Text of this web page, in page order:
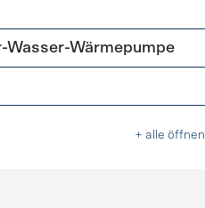
Wasser-Wärmepumpe
+ alle öffnen